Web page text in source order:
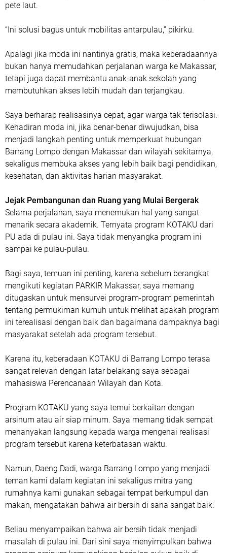
pete laut.
“Ini solusi bagus untuk mobilitas antarpulau,” pikirku.
Apalagi jika moda ini nantinya gratis, maka keberadaannya
bukan hanya memudahkan perjalanan warga ke Makassar,
tetapi juga dapat membantu anak-anak sekolah yang
membutuhkan akses lebih mudah dan terjangkau.
Saya berharap realisasinya cepat, agar warga tak terisolasi.
Kehadiran moda ini, jika benar-benar diwujudkan, bisa
menjadi langkah penting untuk memperkuat hubungan
Barrang Lompo dengan Makassar dan wilayah sekitarnya,
sekaligus membuka akses yang lebih baik bagi pendidikan,
kesehatan, dan aktivitas harian masyarakat.
Jejak Pembangunan dan Ruang yang Mulai Bergerak
Selama perjalanan, saya menemukan hal yang sangat
menarik secara akademik. Ternyata program KOTAKU dari
PU ada di pulau ini. Saya tidak menyangka program ini
sampai ke pulau-pulau.
Bagi saya, temuan ini penting, karena sebelum berangkat
mengikuti kegiatan PARKIR Makassar, saya memang
ditugaskan untuk mensurvei program-program pemerintah
tentang permukiman kumuh untuk melihat apakah program
ini terealisasi dengan baik dan bagaimana dampaknya bagi
masyarakat setelah ada program tersebut.
Karena itu, keberadaan KOTAKU di Barrang Lompo terasa
sangat relevan dengan latar belakang saya sebagai
mahasiswa Perencanaan Wilayah dan Kota.
Program KOTAKU yang saya temui berkaitan dengan
arsinum atau air siap minum. Saya memang tidak sempat
menanyakan langsung kepada warga mengenai realisasi
program tersebut karena keterbatasan waktu.
Namun, Daeng Dadi, warga Barrang Lompo yang menjadi
teman kami dalam kegiatan ini sekaligus mitra yang
rumahnya kami gunakan sebagai tempat berkumpul dan
makan, mengatakan bahwa air bersih di sana sangat baik.
Beliau menyampaikan bahwa air bersih tidak menjadi
masalah di pulau ini. Dari sini saya menyimpulkan bahwa